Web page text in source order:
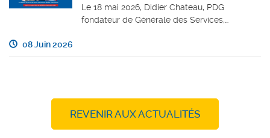
Le 18 mai 2026, Didier Chateau, PDG
fondateur de Générale des Services,…
08 Juin 2026
REVENIR AUX ACTUALITÉS